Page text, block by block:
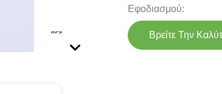
Εφοδιασμού:
Βρείτε Την